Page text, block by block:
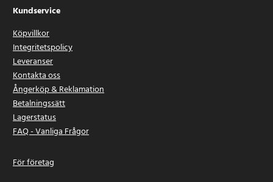
Kundservice
Köpvillkor
Integritetspolicy
Leveranser
Kontakta oss
Ångerköp & Reklamation
Betalningssätt
Lagerstatus
FAQ - Vanliga Frågor
För företag